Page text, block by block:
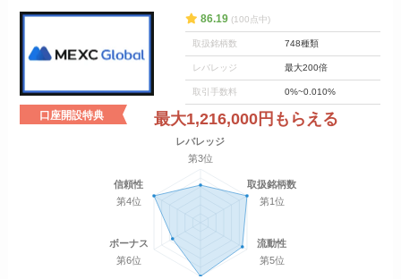
86.19 (100点中)
取扱銘柄数 748種類
レバレッジ 最大200倍
取引手数料 0%~0.010%
口座開設特典 最大1,216,000円もらえる
レバレッジ
第3位
取扱銘柄数
第1位
流動性
第5位
ボーナス
第6位
信頼性
第4位